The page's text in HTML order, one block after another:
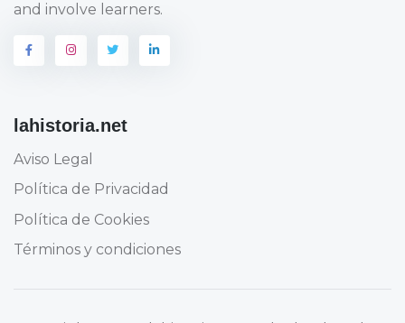
and involve learners.
lahistoria.net
Aviso Legal
Política de Privacidad
Política de Cookies
Términos y condiciones